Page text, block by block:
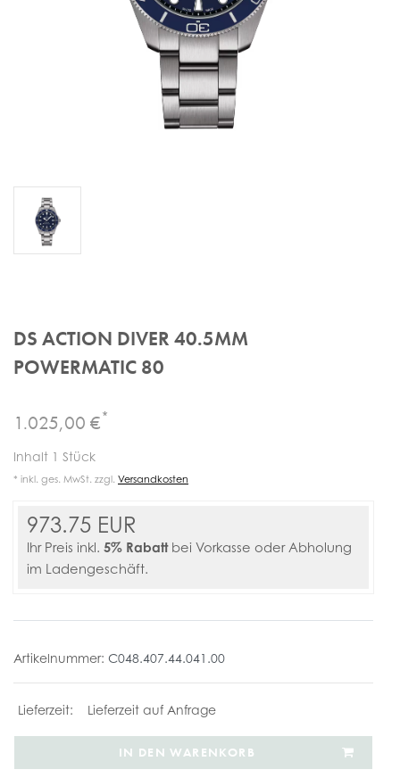
DS ACTION DIVER 40.5MM
POWERMATIC 80
1.025,00 €*
Inhalt 1 Stück
* inkl. ges. MwSt. zzgl. Versandkosten
973.75 EUR
Ihr Preis inkl. 5% Rabattbei Vorkasse oder Abholung
im Ladengeschäft.
Artikelnummer: C048.407.44.041.00
Lieferzeit auf Anfrage
IN DEN WARENKORB